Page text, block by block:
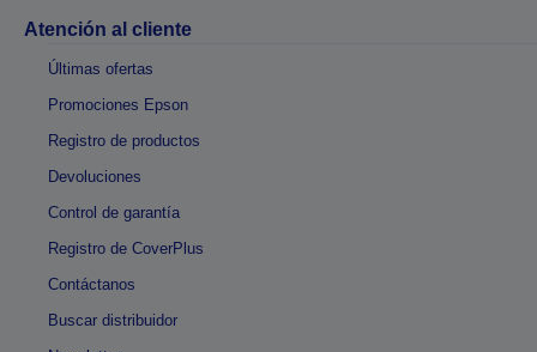
Atención al cliente
Últimas ofertas
Promociones Epson
Registro de productos
Devoluciones
Control de garantía
Registro de CoverPlus
Contáctanos
Buscar distribuidor